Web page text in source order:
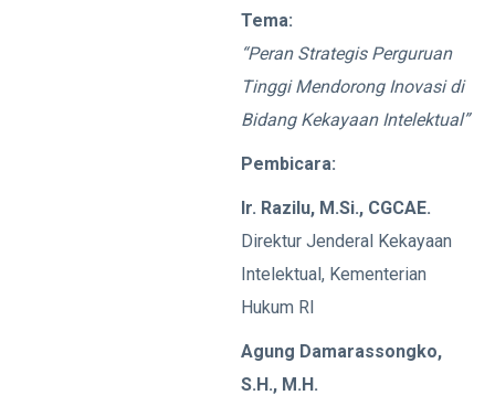
Tema:
“Peran Strategis Perguruan
Tinggi Mendorong Inovasi di
Bidang Kekayaan Intelektual”
Pembicara:
Ir. Razilu, M.Si., CGCAE.
Direktur Jenderal Kekayaan
Intelektual, Kementerian
Hukum RI
Agung Damarassongko,
S.H., M.H.